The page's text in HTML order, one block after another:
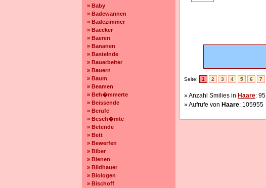
» Baby
» Badewannen
» Badezimmer
» Baecker
» Baeren
» Bananen
» Bastelnde
» Bauarbeiter
» Bauern
» Baum
» Beamen
» Beh�mmerte
» Beissende
» Berufe
» Besch�mte
» Betende
» Bett
» Bewerfen
» Biber
» Bienen
» Bildhauer
» Biologen
» Bischoff
Seite: 1 2 3 4 5 6 7
» Anzahl Smilies in Haare: 95
» Aufrufe von Haare: 105955